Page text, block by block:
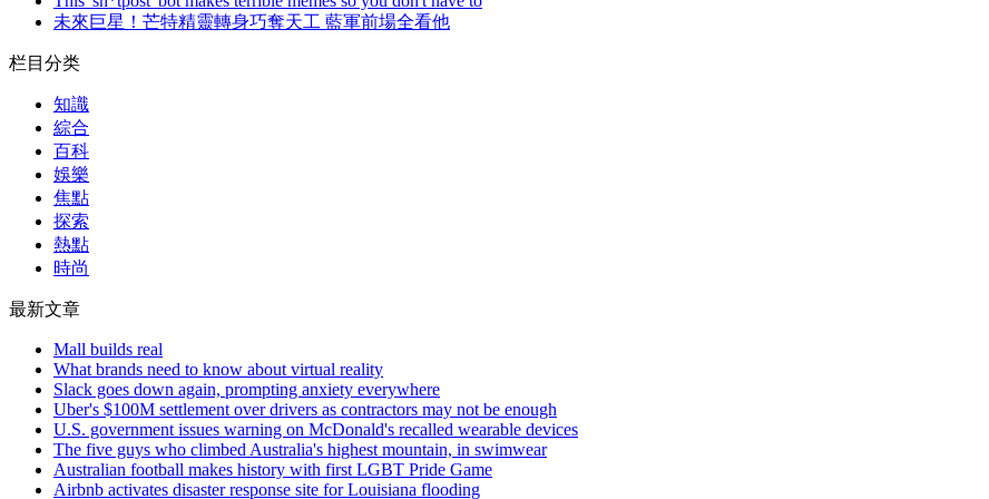
未來巨星！芒特精靈轉身巧奪天工 藍軍前場全看他
栏目分类
知識
綜合
百科
娛樂
焦點
探索
熱點
時尚
最新文章
Mall builds real
What brands need to know about virtual reality
Slack goes down again, prompting anxiety everywhere
Uber's $100M settlement over drivers as contractors may not be enough
U.S. government issues warning on McDonald's recalled wearable devices
The five guys who climbed Australia's highest mountain, in swimwear
Australian football makes history with first LGBT Pride Game
Airbnb activates disaster response site for Louisiana flooding